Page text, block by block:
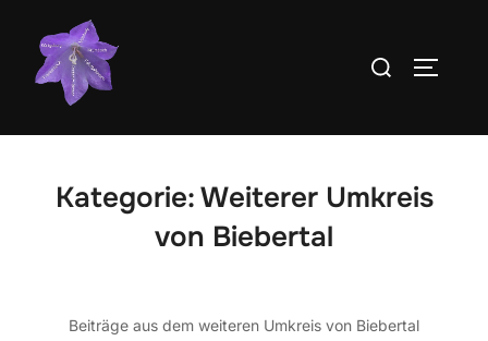
Inhalt
springen
Suchen
Kategorie:Weiterer Umkreis
von Biebertal
Beiträge aus dem weiteren Umkreis von Biebertal